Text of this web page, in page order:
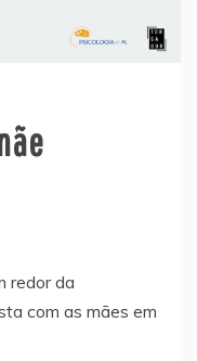
redor da
com as mães em